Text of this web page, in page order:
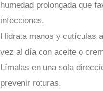
humedad prolongada que
infecciones.
Hidrata manos y cutículas
vez al día con aceite o
Límalas en una sola
prevenir roturas.